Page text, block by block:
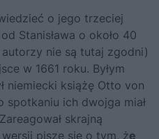
o jego trzeciej
Stanisława o około 40
nie są tutaj zgodni)
w 1661 roku. Byłym
niemiecki książę Otto von
spotkaniu ich dwojga miał
skrajną
pisze się o tym, że